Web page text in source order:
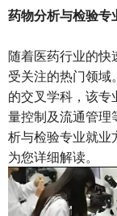
药物分析与检验专
随着医药行业的快
受关注的热门领
的交叉学科，该
量控制及流通管理
析与检验专业就业
为您详细解读。